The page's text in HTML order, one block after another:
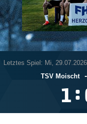
Letztes Spiel: Mi, 29.07.2026
TSV Moischt
-
 :